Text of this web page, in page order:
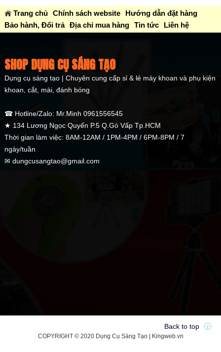
Trang chủ Chính sách website
Hướng dẫn đặt hàng
Bảo hành, Đổi trả Địa chỉ mua hàng Tin tức Liên hệ
SHOP DỤNG CỤ SÁNG TẠO
Dụng cụ sáng tạo | Chuyên cung cấp sỉ & lẻ máy khoan và phụ kiện
khoan, cắt, mài, đánh bóng
☎ Hotline/Zalo: Mr.Minh 0961556545
★ 134 Lương Ngọc Quyến P.5 Q.Gò Vấp Tp.HCM
Thời gian làm việc: 8AM-12AM / 1PM-4PM / 6PM-8PM / 7
ngày/tuần
✉ dungcusangtao@gmail.com
COPYRIGHT © 2020 Dụng Cụ Sáng Tạo | Kingweb.vn
Back to top